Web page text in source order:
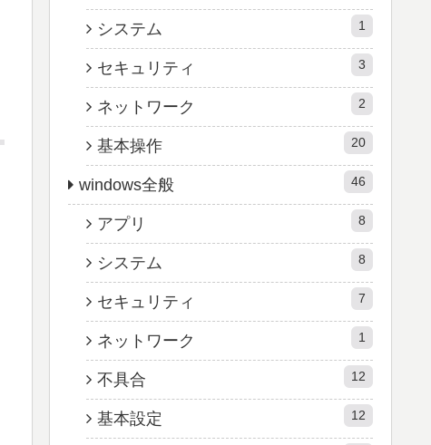
システム 1
セキュリティ 3
ネットワーク 2
基本操作 20
windows全般 46
アプリ 8
システム 8
セキュリティ 7
ネットワーク 1
不具合 12
基本設定 12